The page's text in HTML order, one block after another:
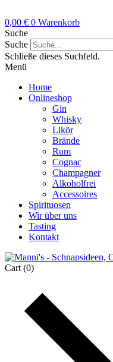
0,00 € 0 Warenkorb
Suche
Suche
Schließe dieses Suchfeld.
Menü
Home
Onlineshop
Gin
Whisky
Likör
Brände
Rum
Cognac
Champagner
Alkoholfrei
Accessoires
Spirituosen
Wir über uns
Tasting
Kontakt
Cart (0)